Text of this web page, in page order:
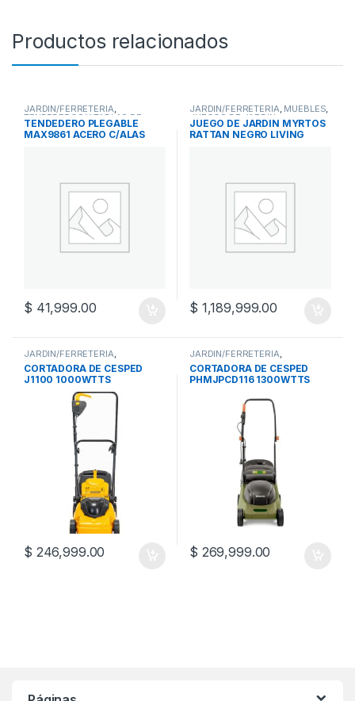
Productos relacionados
JARDIN/FERRETERIA,
TENDEDEROS Y TABLAS DE
PLANCHADO
TENDEDERO PLEGABLE
MAX9861 ACERO C/ALAS
$ 41,999.00
JARDIN/FERRETERIA, MUEBLES,
JUEGOS DE JARDIN
JUEGO DE JARDIN MYRTOS
RATTAN NEGRO LIVING
$ 1,189,999.00
JARDIN/FERRETERIA,
CORTADORAS DE CESPED
CORTADORA DE CESPED
J1100 1000WTTS
$ 246,999.00
JARDIN/FERRETERIA,
CORTADORAS DE CESPED
CORTADORA DE CESPED
PHMJPCD116 1300WTTS
$ 269,999.00